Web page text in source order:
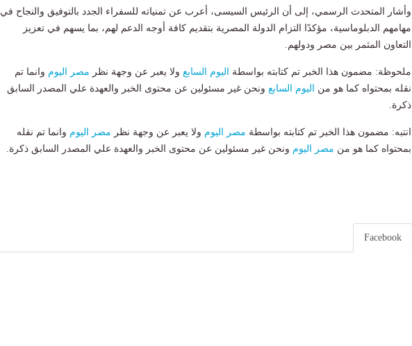
وأشار المتحدث الرسمي، إلى أن الرئيس السيسى، أعرب عن تمنياته للسفراء الجدد بالتوفيق والنجاح في
مهامهم الدبلوماسية، مؤكدًا التزام الدولة المصرية بتقديم كافة أوجه الدعم لهم، بما يسهم في تعزيز
التعاون المثمر بين مصر ودولهم.
ملحوظة: مضمون هذا الخبر تم كتابته بواسطة اليوم السابع ولا يعبر عن وجهة نظر مصر اليوم وانما تم
نقله بمحتواه كما هو من
اليوم السابع ونحن غير مسئولين عن محتوى الخبر والعهدة علي المصدر السابق
ذكرة.
انتبه: مضمون هذا الخبر تم كتابته بواسطة مصر اليوم ولا يعبر عن وجهة نظر مصر اليوم وانما تم نقله
بمحتواه كما هو من مصر اليوم ونحن غير مسئولين عن محتوى الخبر والعهدة علي المصدر السابق ذكرة.
Facebook